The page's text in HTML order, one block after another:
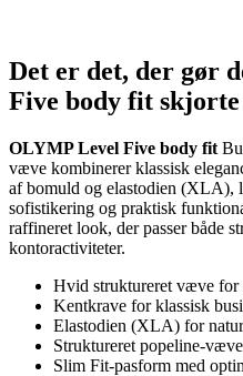
Det er det, der gør
Five body fit
OLYMP Level Five body fit
væve kombinerer klassisk
af bomuld og elastodien (XLA),
sofistikering og praktisk
raffineret look, der passer både
kontoractiviteter.
Hvid struktureret væve for
Kentkrave for klassisk
Elastodien (XLA) for
Struktureret popeline-væve
Slim Fit-pasform med